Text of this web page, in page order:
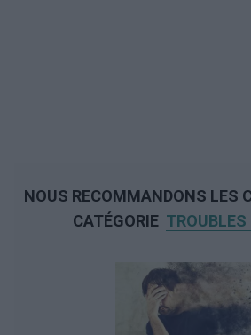
NOUS RECOMMANDONS LES
CATÉGORIE